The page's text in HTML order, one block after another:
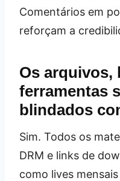
Comentários em
reforçam a
Os arquivos,
ferramentas
blindados
Sim. Todos os
DRM e links de
como lives